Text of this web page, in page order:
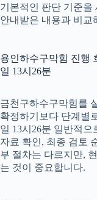
기본적인 판단 기준을
안내받은 내용과 비교
용인하수구막힘 진행
일 13시26분
금천구하수구막힘를
확정하기보다 단계별
일 13시26분 일반적
자료 확인, 최종 검토
부 절차는 다르지만,
는 것이 중요합니다.